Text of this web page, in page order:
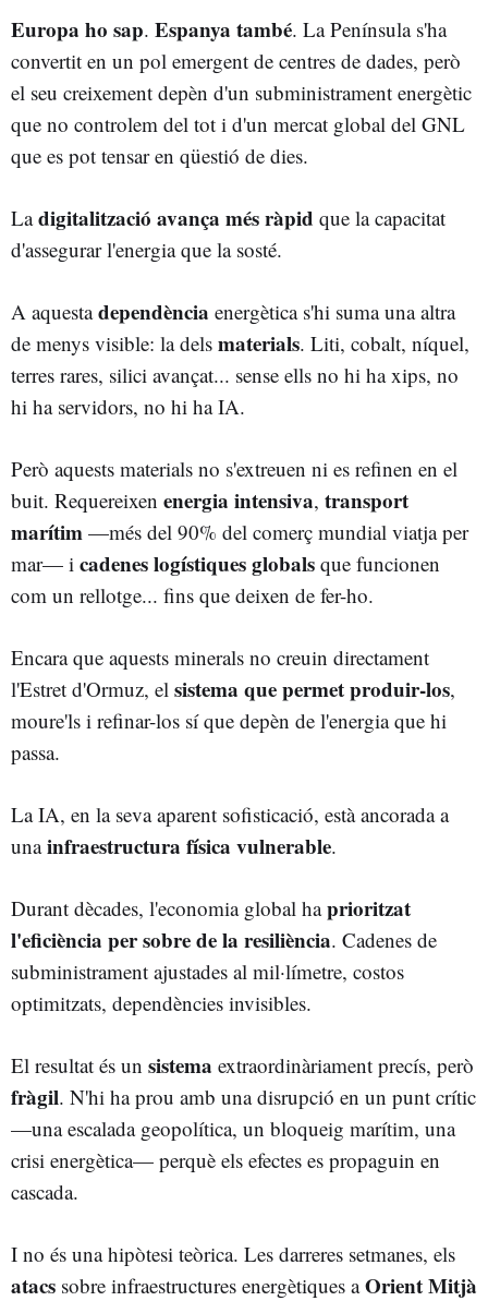
Europa ho sap. Espanya també. La Península s'ha
convertit en un pol emergent de centres de dades, però
el seu creixement depèn d'un subministrament energètic
que no controlem del tot i d'un mercat global del GNL
que es pot tensar en qüestió de dies.
Ladigitalització avança més ràpid que la capacitat
d'assegurar l'energia que la sosté.
A aquestadependència energètica s'hi suma una altra
de menys visible: la dels materials. Liti, cobalt, níquel,
terres rares, silici avançat... sense ells no hi ha xips, no
hi ha servidors, no hi ha IA.
Però aquests materials no s'extreuen ni es refinen en el
buit. Requereixen energia intensiva, transport
marítim —més del 90% del comerç mundial viatja per
mar— i cadenes logístiques globals que funcionen
com un rellotge... fins que deixen de fer-ho.
Encara que aquests minerals no creuin directament
l'Estret d'Ormuz, el sistema que permet produir-los,
moure'ls i refinar-los sí que depèn de l'energia que hi
passa.
La IA, en la seva aparent sofisticació, està ancorada a
unainfraestructura física vulnerable.
Durant dècades, l'economia global haprioritzat
l'eficiència per sobre de la resiliència. Cadenes de
subministrament ajustades al mil·límetre, costos
optimitzats, dependències invisibles.
El resultat és un sistema extraordinàriament precís, però
fràgil. N'hi ha prou amb una disrupció en un punt crític
—una escalada geopolítica, un bloqueig marítim, una
crisi energètica— perquè els efectes es propaguin en
cascada.
I no és una hipòtesi teòrica. Les darreres setmanes, els
atacs sobre infraestructures energètiques aOrient Mitjà